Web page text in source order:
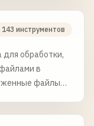
143 инструментов
для обработки,
в
файлы